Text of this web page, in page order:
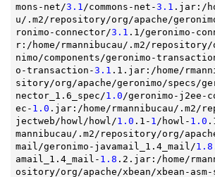
mons-net/3.1 /commons-net-3.1 .jar:/
u/.m2/repository/org/apache/
ronimo-connector/3.1 .1/geronimo-
r:/home/rmannibucau/.m2/repository/
nimo/components/geronimo-
o-transaction-3.1 .1.jar:/home/
sitory/org/apache/geronimo/specs/
nector_1.6_spec/1.0 /geronimo-j2ee-
ec- 1.0 .jar:/home/rmannibucau/.m2/
jectweb/howl/howl/1.0 .1- 1 /howl- 1.0
mannibucau/.m2/repository/org/
mail/geronimo-javamail_1.4_mail/1.8
amail_1.4_mail- 1.8 .2.jar:/home/
ository/org/apache/xbean/xbean-asm-